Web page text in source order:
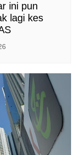
ini pun
lagi kes